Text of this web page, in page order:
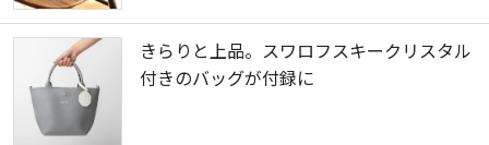
きらりと上品。スワロフスキークリスタル
付きのバッグが付録に